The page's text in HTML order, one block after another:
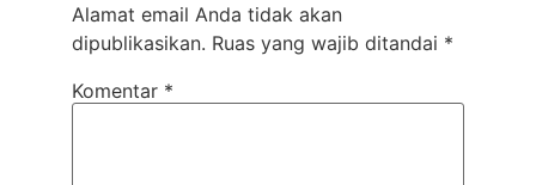
Alamat email Anda tidak akan
dipublikasikan. Ruas yang wajib ditandai *
Komentar *